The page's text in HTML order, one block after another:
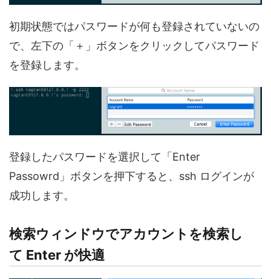
初期状態ではパスワードが何も登録されていないの
で、左下の「＋」ボタンをクリックしてパスワード
を登録します。
登録したパスワードを選択して「Enter
Passowrd」ボタンを押下すると、ssh ログインが
成功します。
検索ウィンドウでアカウントを検索し
て Enter が快適